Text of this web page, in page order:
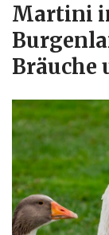
Martini
Bräuche